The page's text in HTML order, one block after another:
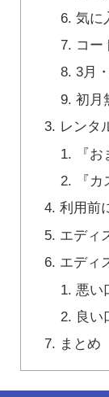
気に
コー
3月
初月
レンタ
『
『
利用前
エディ
エディ
悪い
良い
まとめ